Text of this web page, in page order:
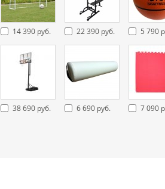
14 390 руб. 22 390 руб. 5 790
38 690 руб. 6 690 руб. 7 090